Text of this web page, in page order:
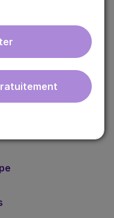
médicales
médecine générale.